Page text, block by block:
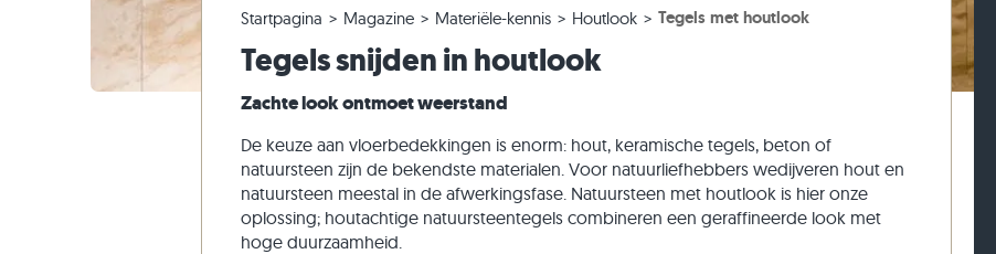
Kwartsiet tegels
Antieke tegels
Beige tegels
Grijze tegels
Kalksteen tuintegels
Marmer tuintegels
Kwartsiet terrastegels
Beige tuintegels
Grijze tuintegels
Kalksteen straatstenen
Gneis traptreden
Kalksteen traptreden
Travertin stapelblokken
Bestelling wijzigen of annuleren
Voorbeeldverzending
Levering & transport
Panoramische tour
Leefstijlen
Marmer
Kwartsiet
Travertin
Startpagina Magazine Materiële-kennis Houtlook Tegels met houtlook
Tegels snijden in houtlook
Zachte look ontmoet weerstand
De keuze aan vloerbedekkingen is enorm: hout, keramische tegels, beton of
natuursteen zijn de bekendste materialen. Voor natuurliefhebbers wedijveren hout en
natuursteen meestal in de afwerkingsfase. Natuursteen met houtlook is hier onze
oplossing; houtachtige natuursteentegels combineren een geraffineerde look met
hoge duurzaamheid.